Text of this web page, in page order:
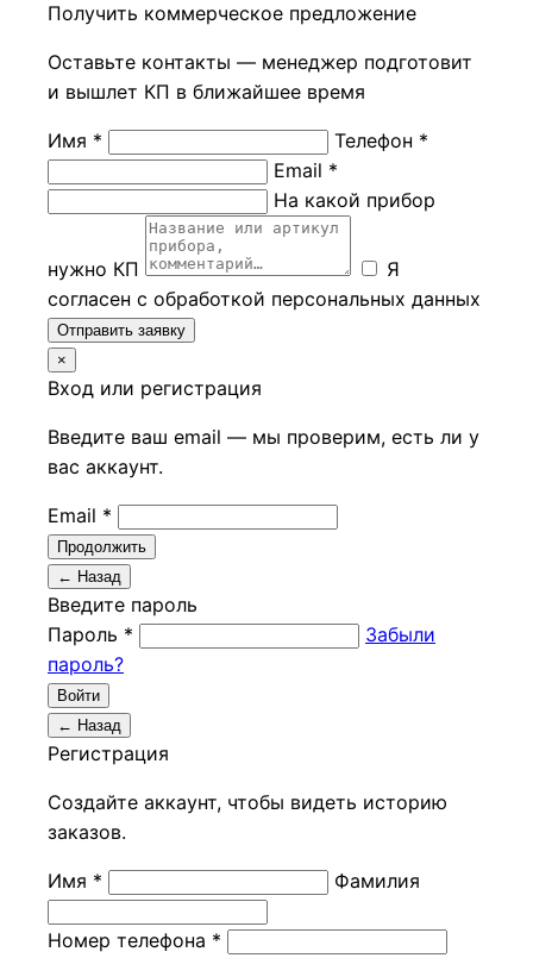
Получить коммерческое предложение
Оставьте контакты — менеджер подготовит
и вышлет КП в ближайшее время
Имя *
Телефон *
Email *
На какой прибор
нужно КП
Я
согласен с обработкой персональных данных
Отправить заявку
×
Вход или регистрация
Введите ваш email — мы проверим, есть ли у
вас аккаунт.
Email *
Продолжить
← Назад
Введите пароль
Пароль *
Забыли
пароль?
Войти
← Назад
Регистрация
Создайте аккаунт, чтобы видеть историю
заказов.
Имя * Фамилия
Номер телефона *